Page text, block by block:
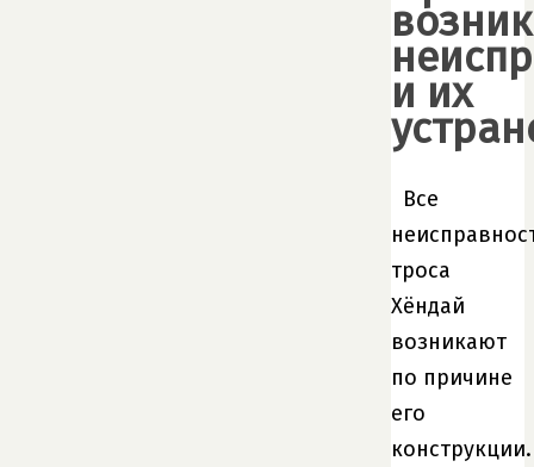
и их
Все
троса
Хёндай
возникают
по причине
его
конструкции.